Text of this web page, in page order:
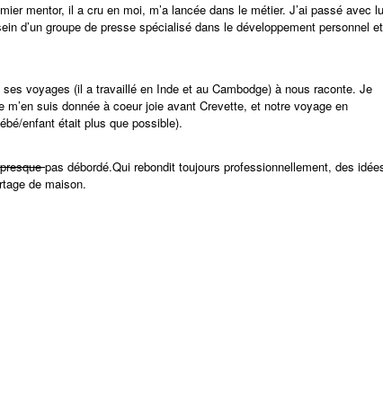
mentor, il a cru en moi, m’a lancée dans le métier. J’ai passé avec
d’un groupe de presse spécialisé dans le développement personnel et
voyages (il a travaillé en Inde et au Cambodge) à nous raconte. Je
suis donnée à coeur joie avant Crevette, et notre voyage en
enfant était plus que possible).
presquepas débordé.Qui rebondit toujours professionnellement, des
de maison.